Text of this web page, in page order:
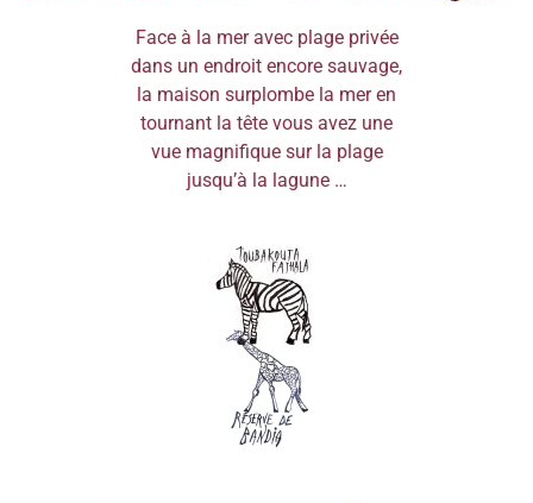
Face à la mer avec plage privée
dans un endroit encore sauvage,
la maison surplombe la mer en
tournant la tête vous avez une
vue magnifique sur la plage
jusqu’à la lagune …